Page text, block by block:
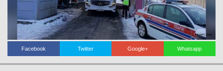
Facebook Twitter Google+ Whatsapp
KÜNYE
İLETİŞİM